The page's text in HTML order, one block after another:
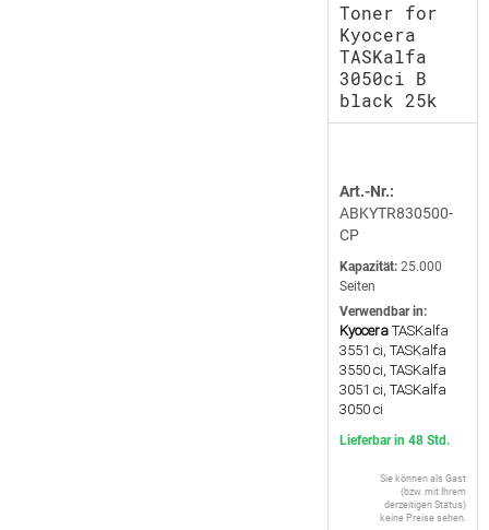
Toner for
Kyocera
TASKalfa
3050ci B
black 25k
Art.-Nr.:
ABKYTR830500-
CP
Kapazität: 25.000
Seiten
Verwendbar in:
Kyocera TASKalfa
3551 ci, TASKalfa
3550 ci, TASKalfa
3051 ci, TASKalfa
3050 ci
Lieferbar in 48 Std.
Sie können als Gast
(bzw. mit Ihrem
derzeitigen Status)
keine Preise sehen.